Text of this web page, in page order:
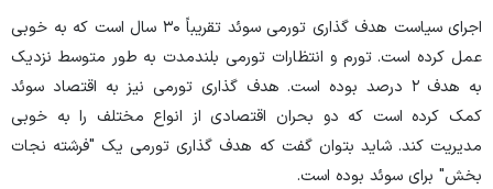
اجرای سیاست هدف گذاری تورمی سوئد تقریباً ۳۰ سال است که به خوبی
عمل کرده است. تورم و انتظارات تورمی بلندمدت به طور متوسط نزدیک
به هدف ۲ درصد بوده است. هدف گذاری تورمی نیز به اقتصاد سوئد
کمک کرده است که دو بحران اقتصادی از انواع مختلف را به خوبی
مدیریت کند. شاید بتوان گفت که هدف گذاری تورمی یک "فرشته نجات
بخش" برای سوئد بوده است.